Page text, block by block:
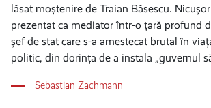
lăsat moștenire de Traian Băsescu.
prezentat ca mediator într-o țară profund
șef de stat care s-a amestecat brutal în
politic, din dorința de a instala „guvernul
Sebastian Zachmann